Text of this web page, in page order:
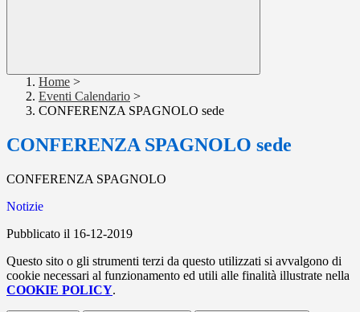
Home >
Eventi Calendario >
CONFERENZA SPAGNOLO sede
CONFERENZA SPAGNOLO sede
CONFERENZA SPAGNOLO
Notizie
Pubblicato il 16-12-2019
Questo sito o gli strumenti terzi da questo utilizzati si avvalgono di
cookie necessari al funzionamento ed utili alle finalità illustrate nella
COOKIE POLICY.